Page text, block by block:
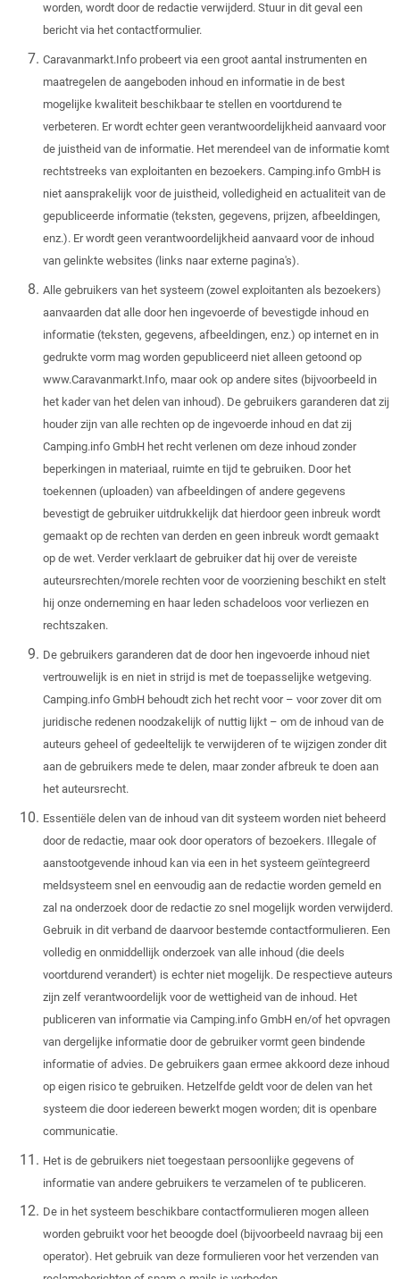
worden, wordt door de redactie verwijderd. Stuur in dit geval een
bericht via het contactformulier.
Caravanmarkt.Info probeert via een groot aantal instrumenten en
maatregelen de aangeboden inhoud en informatie in de best
mogelijke kwaliteit beschikbaar te stellen en voortdurend te
verbeteren. Er wordt echter geen verantwoordelijkheid aanvaard voor
de juistheid van de informatie. Het merendeel van de informatie komt
rechtstreeks van exploitanten en bezoekers. Camping.info GmbH is
niet aansprakelijk voor de juistheid, volledigheid en actualiteit van de
gepubliceerde informatie (teksten, gegevens, prijzen, afbeeldingen,
enz.). Er wordt geen verantwoordelijkheid aanvaard voor de inhoud
van gelinkte websites (links naar externe pagina's).
Alle gebruikers van het systeem (zowel exploitanten als bezoekers)
aanvaarden dat alle door hen ingevoerde of bevestigde inhoud en
informatie (teksten, gegevens, afbeeldingen, enz.) op internet en in
gedrukte vorm mag worden gepubliceerd niet alleen getoond op
www.Caravanmarkt.Info, maar ook op andere sites (bijvoorbeeld in
het kader van het delen van inhoud). De gebruikers garanderen dat zij
houder zijn van alle rechten op de ingevoerde inhoud en dat zij
Camping.info GmbH het recht verlenen om deze inhoud zonder
beperkingen in materiaal, ruimte en tijd te gebruiken. Door het
toekennen (uploaden) van afbeeldingen of andere gegevens
bevestigt de gebruiker uitdrukkelijk dat hierdoor geen inbreuk wordt
gemaakt op de rechten van derden en geen inbreuk wordt gemaakt
op de wet. Verder verklaart de gebruiker dat hij over de vereiste
auteursrechten/morele rechten voor de voorziening beschikt en stelt
hij onze onderneming en haar leden schadeloos voor verliezen en
rechtszaken.
De gebruikers garanderen dat de door hen ingevoerde inhoud niet
vertrouwelijk is en niet in strijd is met de toepasselijke wetgeving.
Camping.info GmbH behoudt zich het recht voor – voor zover dit om
juridische redenen noodzakelijk of nuttig lijkt – om de inhoud van de
auteurs geheel of gedeeltelijk te verwijderen of te wijzigen zonder dit
aan de gebruikers mede te delen, maar zonder afbreuk te doen aan
het auteursrecht.
Essentiële delen van de inhoud van dit systeem worden niet beheerd
door de redactie, maar ook door operators of bezoekers. Illegale of
aanstootgevende inhoud kan via een in het systeem geïntegreerd
meldsysteem snel en eenvoudig aan de redactie worden gemeld en
zal na onderzoek door de redactie zo snel mogelijk worden verwijderd.
Gebruik in dit verband de daarvoor bestemde contactformulieren. Een
volledig en onmiddellijk onderzoek van alle inhoud (die deels
voortdurend verandert) is echter niet mogelijk. De respectieve auteurs
zijn zelf verantwoordelijk voor de wettigheid van de inhoud. Het
publiceren van informatie via Camping.info GmbH en/of het opvragen
van dergelijke informatie door de gebruiker vormt geen bindende
informatie of advies. De gebruikers gaan ermee akkoord deze inhoud
op eigen risico te gebruiken. Hetzelfde geldt voor de delen van het
systeem die door iedereen bewerkt mogen worden; dit is openbare
communicatie.
Het is de gebruikers niet toegestaan ​​persoonlijke gegevens of
informatie van andere gebruikers te verzamelen of te publiceren.
De in het systeem beschikbare contactformulieren mogen alleen
worden gebruikt voor het beoogde doel (bijvoorbeeld navraag bij een
operator). Het gebruik van deze formulieren voor het verzenden van